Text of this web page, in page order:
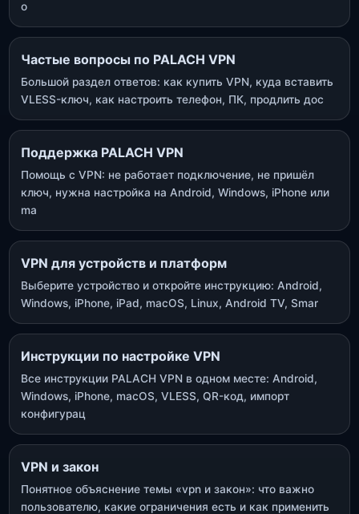
о
Частые вопросы по PALACH VPN
Большой раздел ответов: как купить VPN, куда вставить
VLESS-ключ, как настроить телефон, ПК, продлить дос
Поддержка PALACH VPN
Помощь с VPN: не работает подключение, не пришёл
ключ, нужна настройка на Android, Windows, iPhone или
ma
VPN для устройств и платформ
Выберите устройство и откройте инструкцию: Android,
Windows, iPhone, iPad, macOS, Linux, Android TV, Smar
Инструкции по настройке VPN
Все инструкции PALACH VPN в одном месте: Android,
Windows, iPhone, macOS, VLESS, QR-код, импорт
конфигурац
VPN и закон
Понятное объяснение темы «vpn и закон»: что важно
пользователю, какие ограничения есть и как применить